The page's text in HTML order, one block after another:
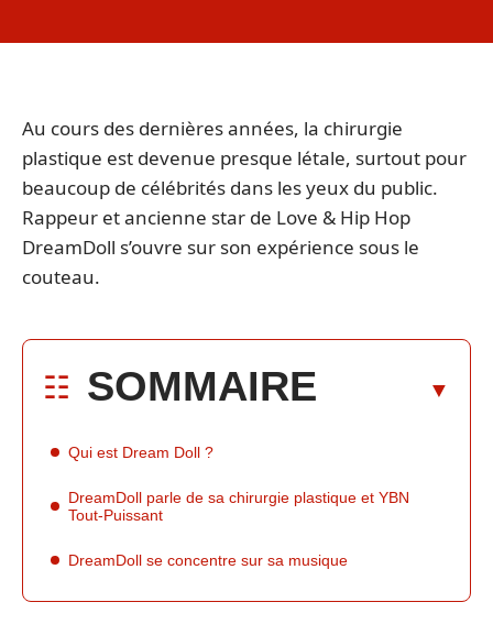
Au cours des dernières années, la chirurgie
plastique est devenue presque létale, surtout pour
beaucoup de célébrités dans les yeux du public.
Rappeur et ancienne star de Love & Hip Hop
DreamDoll s’ouvre sur son expérience sous le
couteau.
SOMMAIRE
Qui est Dream Doll ?
DreamDoll parle de sa chirurgie plastique et YBN
Tout-Puissant
DreamDoll se concentre sur sa musique